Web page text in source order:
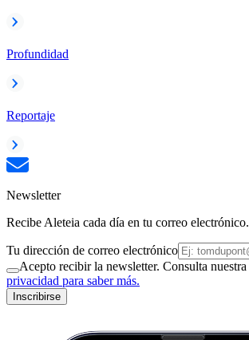
Profundidad
Reportaje
Newsletter
Recibe Aleteia cada día en tu correo electrónico.
Tu dirección de correo electrónico
Acepto recibir la newsletter. Consulta nuestra
privacidad para saber más.
Inscribirse